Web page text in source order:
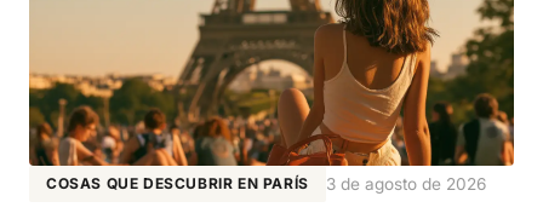
COSAS QUE DESCUBRIR EN PARÍS 3 de agosto de 2026